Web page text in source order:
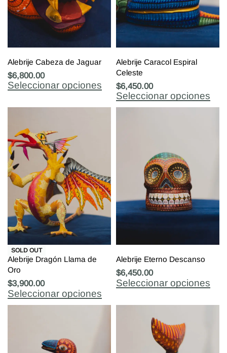
Alebrije Cabeza de Jaguar
$6,800.00
Seleccionar opciones
Alebrije Caracol Espiral
Celeste
$6,450.00
Seleccionar opciones
SOLD OUT
Alebrije Dragón Llama de
Oro
$3,900.00
Seleccionar opciones
Alebrije Eterno Descanso
$6,450.00
Seleccionar opciones